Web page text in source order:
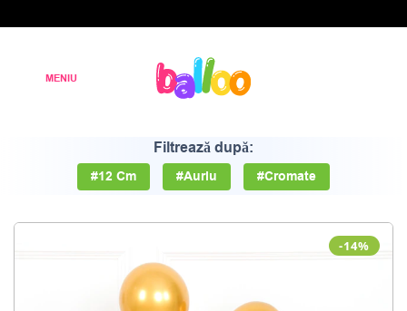
Filtrează după:
#12 Cm #Auriu #Cromate
-14%